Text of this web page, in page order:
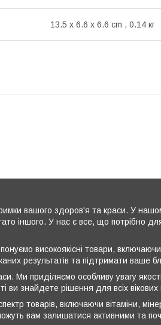
13.5 x 6.6 x 6.6 cm , 0.14 кг
вашого здоров'я та краси. У
іншого. У нас є все, що потрібно
високоякісні товари, включаючи
результатів та підтримати ваше
Ми приділяємо особливу увагу
знайдете рішення для всіх вікових
товарів, включаючи вітаміни,
вам залишатися активними та